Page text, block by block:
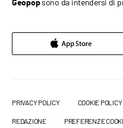
Geopop
PRIVACY POLICY COOKIE POLICY
REDAZIONE PREFERENZE